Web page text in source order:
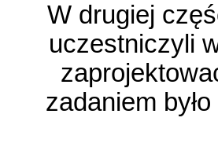
W drugiej
uczestniczyli
zadaniem